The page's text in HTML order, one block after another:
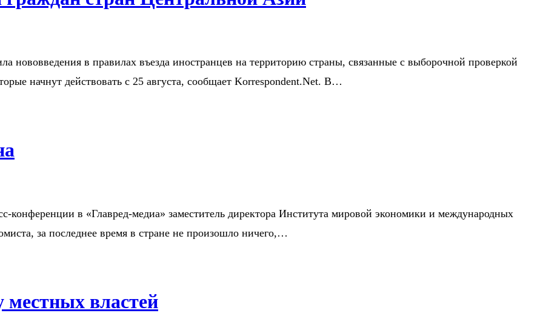
нововведения в правилах въезда иностранцев на территорию страны, связанные с выборочной проверкой
начнут действовать с 25 августа, сообщает Korrespondent.Net. В…
конференции в «Главред-медиа» заместитель директора Института мировой экономики и международных
за последнее время в стране не произошло ничего,…
властей